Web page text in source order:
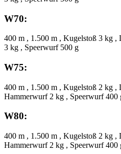
W70:
400 m , 1.500 m , Kugelstoß 3 kg
3 kg , Speerwurf 500 g
W75:
400 m , 1.500 m , Kugelstoß 2 kg ,
Hammerwurf 2 kg , Speerwurf 400
W80:
400 m , 1.500 m , Kugelstoß 2 kg ,
Hammerwurf 2 kg , Speerwurf 400